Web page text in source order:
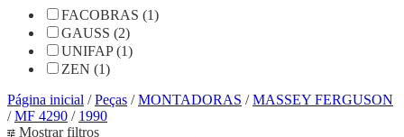
FACOBRAS (1)
GAUSS (2)
UNIFAP (1)
ZEN (1)
Página inicial /Peças /MONTADORAS /MASSEY FERGUSON
/MF 4290 / 1990
Mostrar filtros